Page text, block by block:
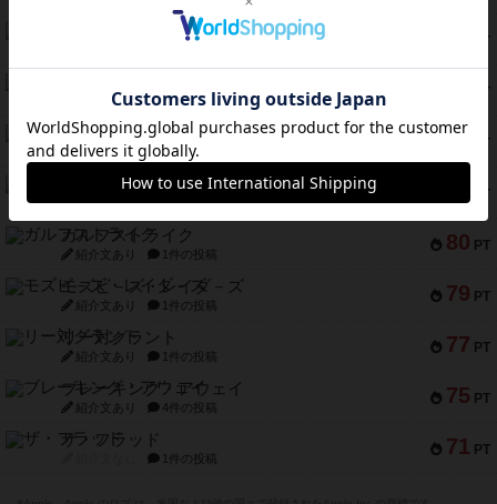
PT
ドブル：ポケットモンスター
PT
紹介文なし 5件の投稿
94 PT
ファースト・イン・フライト
紹介文あり 3件の投稿
PT
ダイススローン
紹介文なし 1件の投稿
80 PT
ガルフストライク
紹介文あり 1件の投稿
79 PT
モズビ－ズ・レイダ－ズ
紹介文あり 1件の投稿
77 PT
リー対グラント
紹介文あり 1件の投稿
75 PT
ブレーキング・アウェイ
紹介文あり 4件の投稿
71 PT
ザ・フラッド
1件の投稿